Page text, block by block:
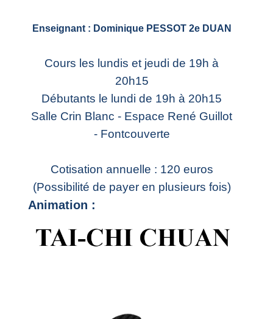
Enseignant : Dominique PESSOT 2e DUAN
Cours les lundis et jeudi de 19h à
20h15
Débutants le lundi de 19h à 20h15
Salle Crin Blanc - Espace René Guillot
- Fontcouverte
Cotisation annuelle : 120 euros
(Possibilité de payer en plusieurs fois)
Animation :